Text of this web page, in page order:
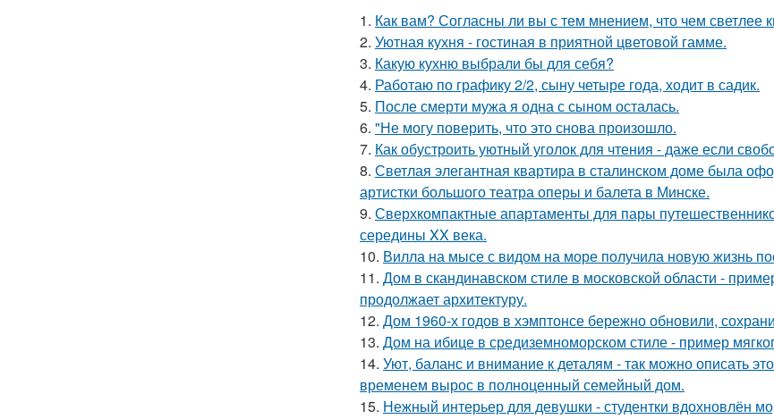
1. Как вам? Согласны ли вы с тем мнением, что чем светлее
2. Уютная кухня - гостиная в приятной цветовой гамме.
3. Какую кухню выбрали бы для себя?
4. Работаю по графику 2/2, сыну четыре года, ходит в садик.
5. После смерти мужа я одна с сыном осталась.
6. "Не могу поверить, что это снова произошло.
7. Как обустроить уютный уголок для чтения - даже если
8. Светлая элегантная квартира в сталинском доме была
артистки большого театра оперы и балета в Минске.
9. Сверхкомпактные апартаменты для пары
середины XX века.
10. Вилла на мысе с видом на море получила новую жизнь
11. Дом в скандинавском стиле в московской области -
продолжает архитектуру.
12. Дом 1960-х годов в хэмптонсе бережно обновили,
13. Дом на ибице в средиземноморском стиле - пример
14. Уют, баланс и внимание к деталям - так можно описать
временем вырос в полноценный семейный дом.
15. Нежный интерьер для девушки - студентки вдохновлён